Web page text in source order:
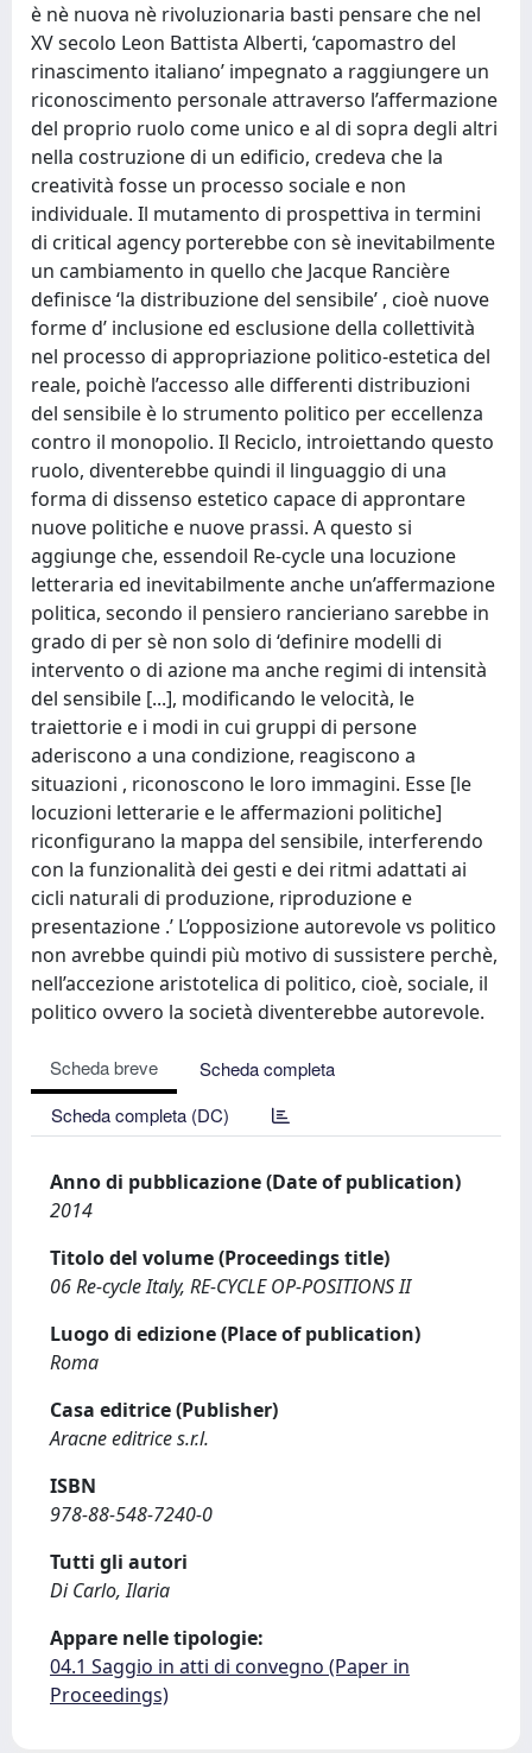
è nè nuova nè rivoluzionaria basti pensare che nel
XV secolo Leon Battista Alberti, ‘capomastro del
rinascimento italiano’ impegnato a raggiungere un
riconoscimento personale attraverso l’affermazione
del proprio ruolo come unico e al di sopra degli altri
nella costruzione di un edificio, credeva che la
creatività fosse un processo sociale e non
individuale. Il mutamento di prospettiva in termini
di critical agency porterebbe con sè inevitabilmente
un cambiamento in quello che Jacque Rancière
definisce ‘la distribuzione del sensibile’ , cioè nuove
forme d’ inclusione ed esclusione della collettività
nel processo di appropriazione politico-estetica del
reale, poichè l’accesso alle differenti distribuzioni
del sensibile è lo strumento politico per eccellenza
contro il monopolio. Il Reciclo, introiettando questo
ruolo, diventerebbe quindi il linguaggio di una
forma di dissenso estetico capace di approntare
nuove politiche e nuove prassi. A questo si
aggiunge che, essendoil Re-cycle una locuzione
letteraria ed inevitabilmente anche un’affermazione
politica, secondo il pensiero rancieriano sarebbe in
grado di per sè non solo di ‘definire modelli di
intervento o di azione ma anche regimi di intensità
del sensibile [...], modificando le velocità, le
traiettorie e i modi in cui gruppi di persone
aderiscono a una condizione, reagiscono a
situazioni , riconoscono le loro immagini. Esse [le
locuzioni letterarie e le affermazioni politiche]
riconfigurano la mappa del sensibile, interferendo
con la funzionalità dei gesti e dei ritmi adattati ai
cicli naturali di produzione, riproduzione e
presentazione .’ L’opposizione autorevole vs politico
non avrebbe quindi più motivo di sussistere perchè,
nell’accezione aristotelica di politico, cioè, sociale, il
politico ovvero la società diventerebbe autorevole.
Scheda breve
Scheda completa
Scheda completa (DC)
Anno di pubblicazione (Date of publication)
2014
Titolo del volume (Proceedings title)
06 Re-cycle Italy, RE-CYCLE OP-POSITIONS II
Luogo di edizione (Place of publication)
Roma
Casa editrice (Publisher)
Aracne editrice s.r.l.
ISBN
978-88-548-7240-0
Tutti gli autori
Di Carlo, Ilaria
Appare nelle tipologie:
04.1 Saggio in atti di convegno (Paper in
Proceedings)